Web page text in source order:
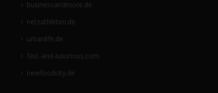
businessandmore.de
netzathleten.de
urbanlife.de
fast-and-luxurious.com
newfoodcity.de